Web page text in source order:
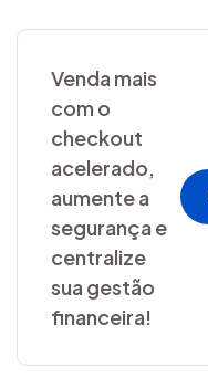
Venda mais
com o
checkout
acelerado,
aumente a
segurança e
centralize
sua gestão
financeira!